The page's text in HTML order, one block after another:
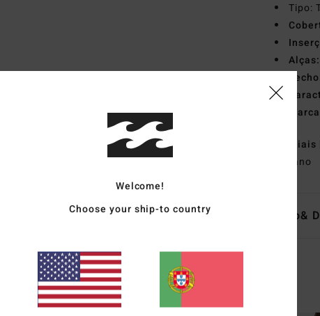
Tipo:
Alças:
Materiais
Elastano
Envio&
Whats the Coverage
Welcome!
Choose your ship-to country